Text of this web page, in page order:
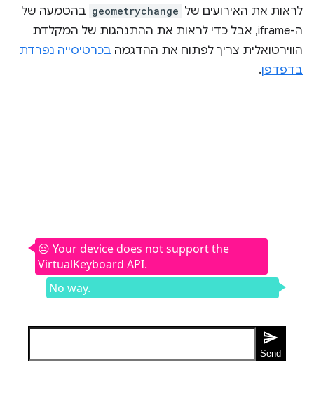
לראות את האירועים של geometrychange בהטמעה של
ה-iframe, אבל כדי לראות את ההתנהגות של המקלדת
הווירטואלית צריך לפתוח את ההדגמה בכרטיסייה נפרדת
בדפדפן.